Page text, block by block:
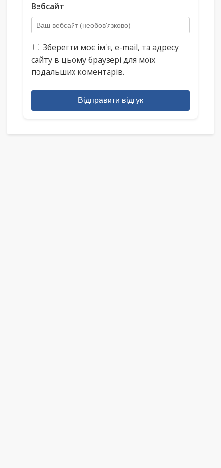
Вебсайт
Зберегти моє ім'я, e-mail, та адресу
сайту в цьому браузері для моїх
подальших коментарів.
Відправити відгук